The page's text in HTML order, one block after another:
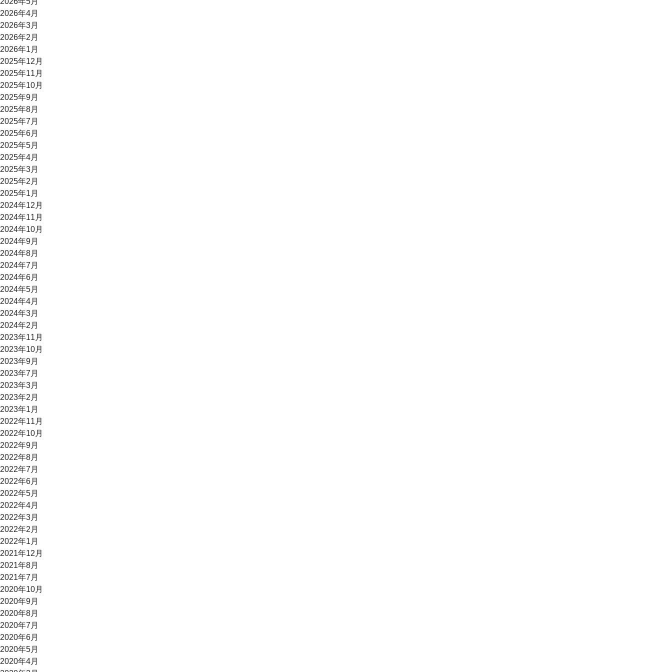
2026年4月
2026年3月
2026年2月
2026年1月
2025年12月
2025年11月
2025年10月
2025年9月
2025年8月
2025年7月
2025年6月
2025年5月
2025年4月
2025年3月
2025年2月
2025年1月
2024年12月
2024年11月
2024年10月
2024年9月
2024年8月
2024年7月
2024年6月
2024年5月
2024年4月
2024年3月
2024年2月
2023年11月
2023年10月
2023年9月
2023年7月
2023年3月
2023年2月
2023年1月
2022年11月
2022年10月
2022年9月
2022年8月
2022年7月
2022年6月
2022年5月
2022年4月
2022年3月
2022年2月
2022年1月
2021年12月
2021年8月
2021年7月
2020年10月
2020年9月
2020年8月
2020年7月
2020年6月
2020年5月
2020年4月